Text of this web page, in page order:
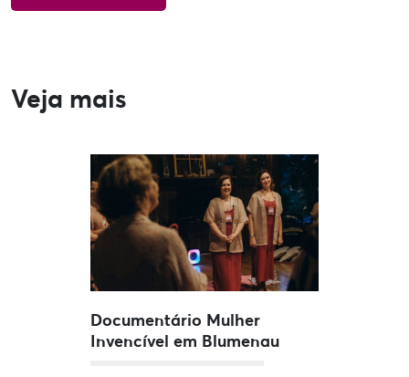
Veja mais
Documentário Mulher
Invencível em Blumenau